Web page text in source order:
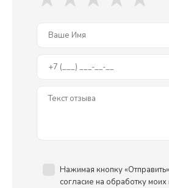
пространственного мышления; -
способностей; - умения работать
программирования без
- использование датчиков по
критически мыслить; - умение
Безопасный ABS пластик ООО "Моя
учебное оборудование для школ и
Нажимая кнопку
согласие на обработку